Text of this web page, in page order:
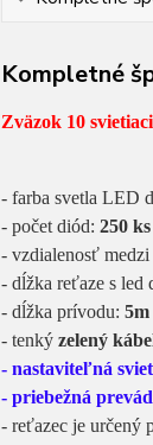
Kompletné
Zväzok 10
- farba svetla LED
- počet diód: 250 ks
- vzdialenosť
- dĺžka reťaze s led
- dĺžka prívodu: 5m
- tenký zelený
- nastaviteľná
- priebežná
- reťazec je určený